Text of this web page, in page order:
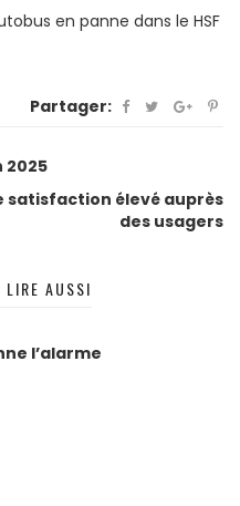
en panne dans le HSF
Partager:
2025
satisfaction élevé auprès
des usagers
LIRE AUSSI
l’alarme